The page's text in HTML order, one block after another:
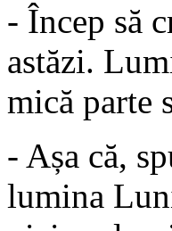
- Încep să
astăzi.
mică parte
- Așa că,
lumina